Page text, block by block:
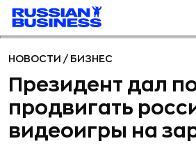
НОВОСТИ / БИЗНЕС
Президент дал
продвигать
видеоигры на